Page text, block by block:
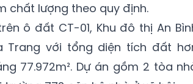
chất lượng theo quy định.
ô đất CT-01, Khu đô thị An
Trang với tổng diện tích đất
77.972m². Dự án gồm 2 tòa